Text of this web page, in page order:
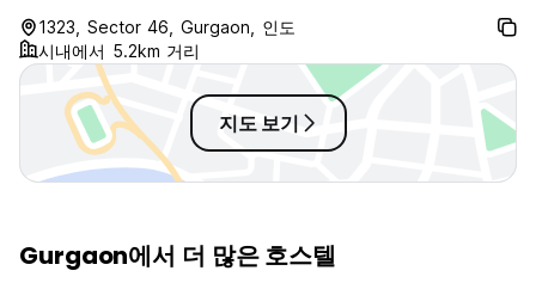
1323, Sector 46, Gurgaon, 인도
시내에서 5.2km 거리
지도 보기
Gurgaon에서 더 많은 호스텔